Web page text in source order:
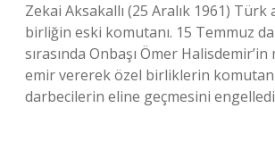
Zekai Aksakallı (25 Aralık 1961) Türk
birliğin eski komutanı. 15 Temmuz
sırasında Onbaşı Ömer Halisdemir’in
emir vererek özel birliklerin
darbecilerin eline geçmesini